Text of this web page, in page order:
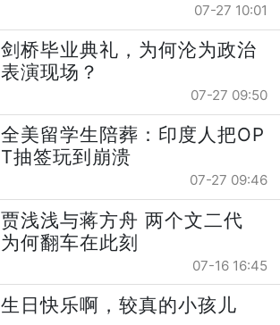
07-27 10:01
剑桥毕业典礼，为何沦为政治
表演现场？
07-27 09:50
全美留学生陪葬：印度人把OP
T抽签玩到崩溃
07-27 09:46
贾浅浅与蒋方舟 两个文二代
为何翻车在此刻
07-16 16:45
生日快乐啊，较真的小孩儿